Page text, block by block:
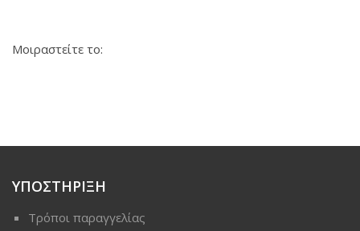
Μοιραστείτε το:
ΥΠΟΣΤΗΡΙΞΗ
Τρόποι παραγγελίας